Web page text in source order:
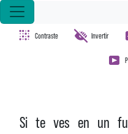
Contraste Invertir
Si te ves en un